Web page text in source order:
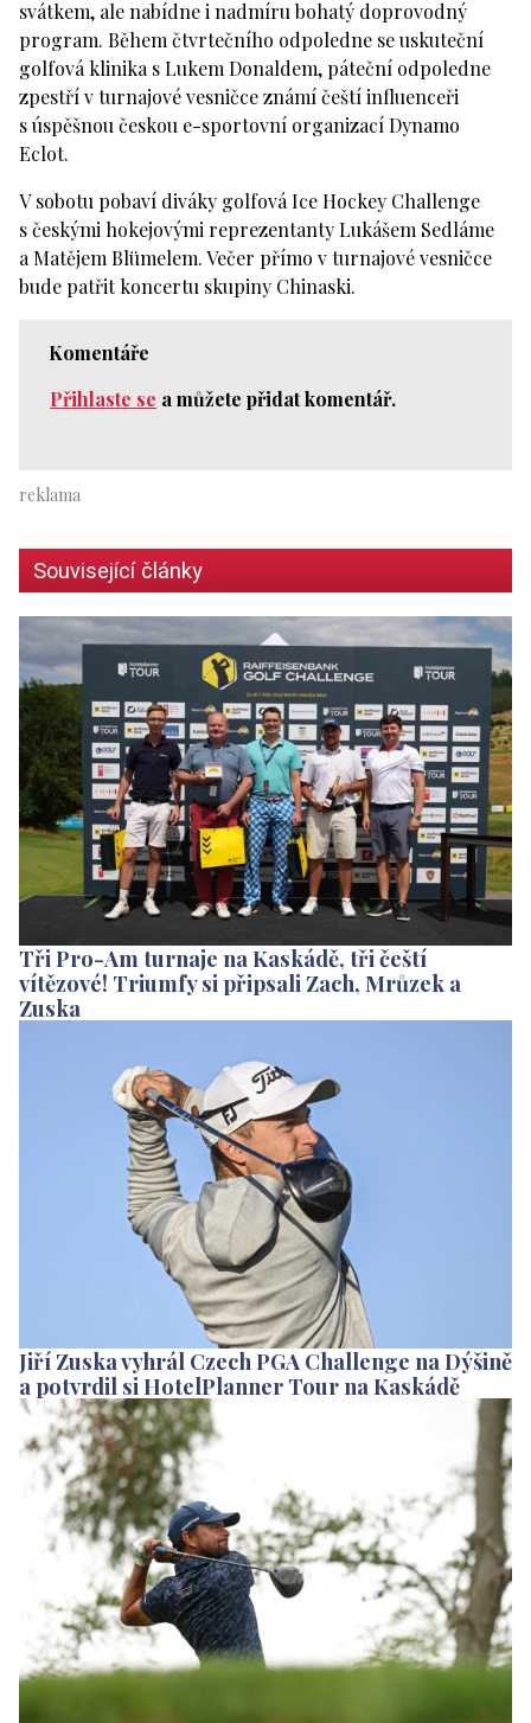
svátkem, ale nabídne i nadmíru bohatý doprovodný
program. Během čtvrtečního odpoledne se uskuteční
golfová klinika s Lukem Donaldem, páteční odpoledne
zpestří v turnajové vesničce známí čeští influenceři
s úspěšnou českou e-sportovní organizací Dynamo
Eclot.
V sobotu pobaví diváky golfová Ice Hockey Challenge
s českými hokejovými reprezentanty Lukášem Sedláme
a Matějem Blümelem. Večer přímo v turnajové vesničce
bude patřit koncertu skupiny Chinaski.
Komentáře
Přihlaste se a můžete přidat komentář.
Související články
Tři Pro-Am turnaje na Kaskádě, tři čeští
vítězové! Triumfy si připsali Zach, Mrůzek a
Zuska
Jiří Zuska vyhrál Czech PGA Challenge na Dýšině
a potvrdil si HotelPlanner Tour na Kaskádě